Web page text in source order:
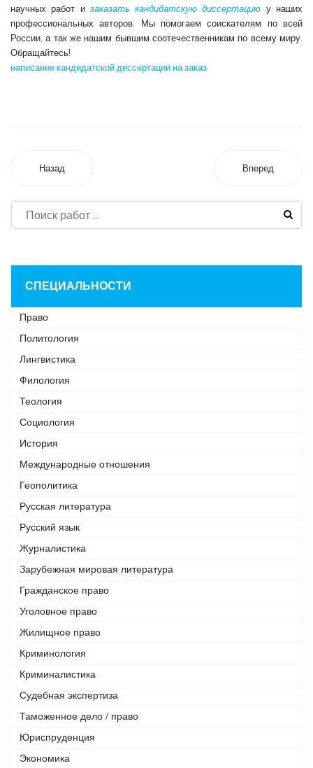
научных работ и заказать кандидатскую диссертацию у наших
профессиональных авторов. Мы помогаем соискателям по всей
России, а так же нашим бывшим соотечественникам по всему миру.
Обращайтесь!
написание кандидатской диссертации на заказ
Назад Вперед
СПЕЦИАЛЬНОСТИ
Право
Политология
Лингвистика
Филология
Теология
Социология
История
Международные отношения
Геополитика
Русская литература
Русский язык
Журналистика
Зарубежная мировая литература
Гражданское право
Уголовное право
Жилищное право
Криминология
Криминалистика
Судебная экспертиза
Таможенное дело / право
Юриспруденция
Экономика